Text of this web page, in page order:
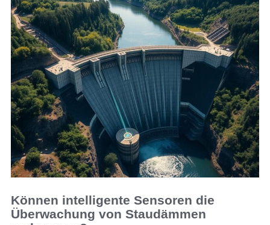
Können intelligente Sensoren die
Überwachung von Staudämmen